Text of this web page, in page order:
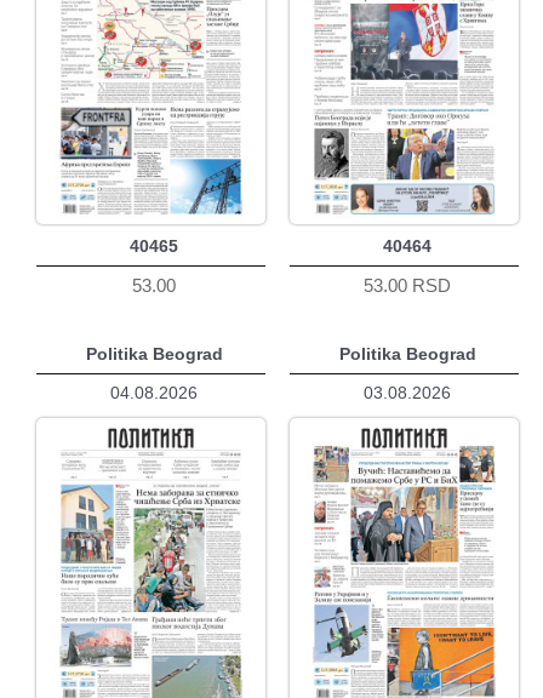
40465
53.00
40464
53.00 RSD
Politika Beograd
04.08.2026
Politika Beograd
03.08.2026